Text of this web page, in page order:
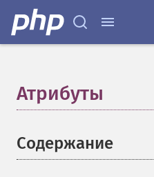
Атрибуты
Содержание